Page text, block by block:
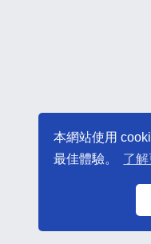
本網站使用
最佳體驗。
了